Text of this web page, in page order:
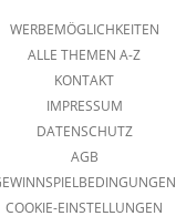
WERBEMÖGLICHKEITEN
ALLE THEMEN A-Z
KONTAKT
IMPRESSUM
DATENSCHUTZ
AGB
COOKIE-EINSTELLUNGEN